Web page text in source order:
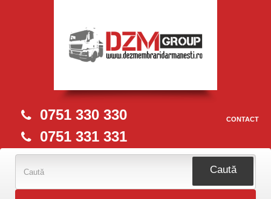
CONTACT
0751 330 330
0751 331 331
Caută